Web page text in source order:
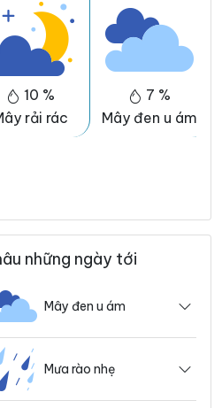
10 %
rải rác
7 %
Mây đen u ám
những ngày tới
Mây đen u ám
Mưa rào nhẹ